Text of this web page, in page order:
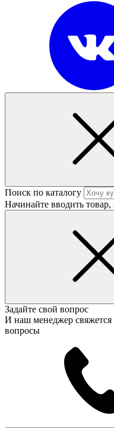
Поиск по каталогу
Начинайте вводить
Задайте свой вопрос
И наш менеджер свяжется
вопросы